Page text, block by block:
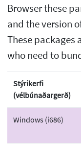
Browser these
and the version
These packages
who need to
Stýrikerfi
(vélbúnaðargerð)
Windows (i686)